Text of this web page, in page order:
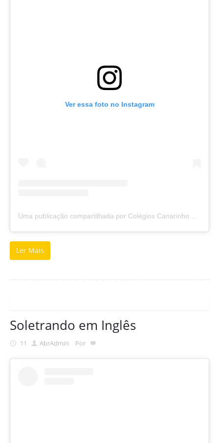
Ver essa foto no Instagram
Uma publicação compartilhada por Colégios Canarinho e Sapiens (@colegioscanarinhoesapiens)
Ler Mais
Soletrando em Inglês
11 AbrAdmin Por